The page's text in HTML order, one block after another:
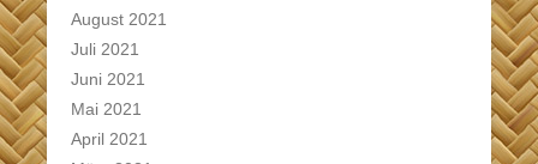
August 2021
Juli 2021
Juni 2021
Mai 2021
April 2021